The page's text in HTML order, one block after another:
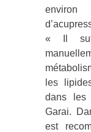
« Il
les
dans les
Garai.
est